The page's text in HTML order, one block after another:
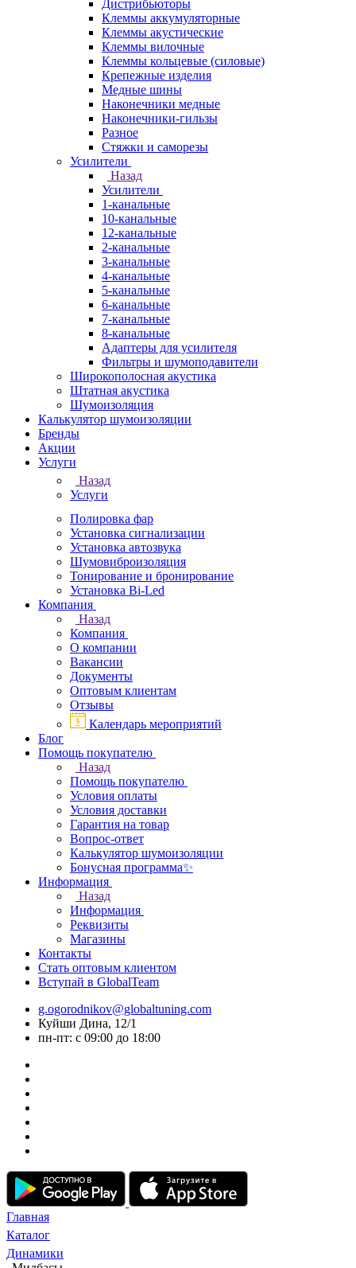
Дистрибьюторы
Клеммы аккумуляторные
Клеммы акустические
Клеммы вилочные
Клеммы кольцевые (силовые)
Крепежные изделия
Медные шины
Наконечники медные
Наконечники-гильзы
Разное
Стяжки и саморезы
Усилители
Назад
Усилители
1-канальные
10-канальные
12-канальные
2-канальные
3-канальные
4-канальные
5-канальные
6-канальные
7-канальные
8-канальные
Адаптеры для усилителя
Фильтры и шумоподавители
Широкополосная акустика
Штатная акустика
Шумоизоляция
Калькулятор шумоизоляции
Бренды
Акции
Услуги
Назад
Услуги
Полировка фар
Установка сигнализации
Установка автозвука
Шумовиброизоляция
Тонирование и бронирование
Установка Bi-Led
Компания
Назад
Компания
О компании
Вакансии
Документы
Оптовым клиентам
Отзывы
Календарь мероприятий
Блог
Помощь покупателю
Назад
Помощь покупателю
Условия оплаты
Условия доставки
Гарантия на товар
Вопрос-ответ
Калькулятор шумоизоляции
Бонусная программа✨
Информация
Назад
Информация
Реквизиты
Магазины
Контакты
Стать оптовым клиентом
Вступай в GlobalTeam
g.ogorodnikov@globaltuning.com
Куйши Дина, 12/1
пн-пт: с 09:00 до 18:00
Главная
Каталог
Динамики